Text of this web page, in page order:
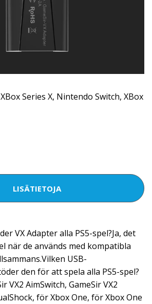
XBox Series X, Nintendo Switch, XBox
LISÄTIETOJA
VX Adapter alla PS5-spel?Ja, det
när de används med kompatibla
USB-
den för att spela alla PS5-spel?
VX2 AimSwitch, GameSir VX2
för Xbox One, för Xbox One